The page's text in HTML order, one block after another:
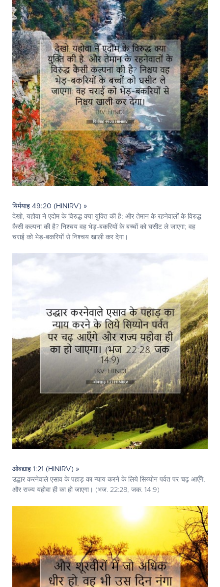
यिर्मयाह 49:20 (HINIRV) »
देखो, यहोवा ने एदोम के विरुद्ध क्या युक्ति की है; और तेमान के रहनेवालों के विरुद्ध
कैसी कल्पना की है? निश्चय वह भेड़-बकरियों के बच्चों को घसीट ले जाएगा; वह
चराई को भेड़-बकरियों से निश्चय खाली कर देगा।
ओबद्याह 1:21 (HINIRV) »
उद्धार करनेवाले एसाव के पहाड़ का न्याय करने के लिये सिय्योन पर्वत पर चढ़ आएँगे,
और राज्य यहोवा ही का हो जाएगा। (भज. 22:28, जक. 14:9)